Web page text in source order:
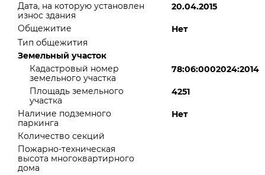
Дата, на которую установлен
износ здания
20.04.2015
Общежитие
Нет
Тип общежития
Земельный участок
Кадастровый номер
земельного участка
78:06:0002024:2014
Площадь земельного
участка
4251
Наличие подземного
паркинга
Нет
Количество секций
Пожарно-техническая
высота многоквартирного
дома